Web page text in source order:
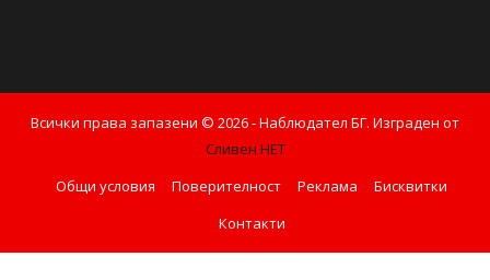
Всички права запазени © 2026- Наблюдател БГ. Изграден от
Сливен НЕТ
Общи условия
Поверителност Реклама
Бисквитки
Контакти